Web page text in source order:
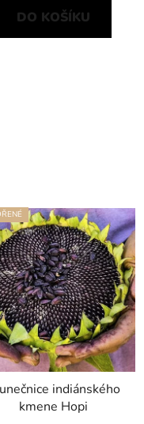
DO KOŠÍKU
indiánského
kmene Hopi